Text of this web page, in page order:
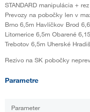
STANDARD manipulácia +
Prevozy na pobočky len v
Brno 6,5m Havlíčkov Brod
Litomerice 6,5m Obarené
Trebotov 6,5m Uherské
Rezivo na SK pobočky
Parametre
Parameter